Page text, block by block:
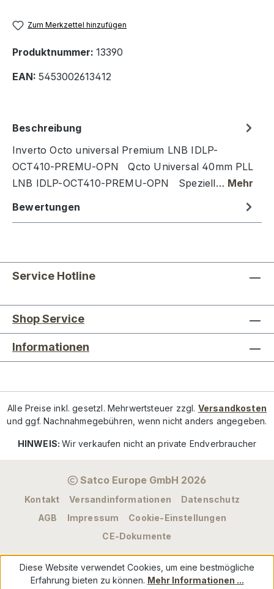
Zum Merkzettel hinzufügen
Produktnummer: 13390
EAN: 5453002613412
Beschreibung
Inverto Octo universal Premium LNB IDLP-
OCT410-PREMU-OPN Qcto Universal 40mm PLL
LNB IDLP-OCT410-PREMU-OPN Speziell… Mehr
Bewertungen
Service Hotline
Shop Service
Informationen
Alle Preise inkl. gesetzl. Mehrwertsteuer zzgl. Versandkosten
und ggf. Nachnahmegebühren, wenn nicht anders angegeben.
HINWEIS:Wir verkaufen nicht an private Endverbraucher
Satco Europe GmbH 2026
Kontakt Versandinformationen
Datenschutz
AGB
Impressum
Cookie-Einstellungen
CE-Dokumente
Diese Website verwendet Cookies, um eine bestmögliche
Erfahrung bieten zu können. Mehr Informationen ...